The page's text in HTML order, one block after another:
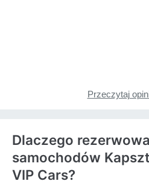
Przeczytaj
Dlaczego
samochodów
VIP Cars?